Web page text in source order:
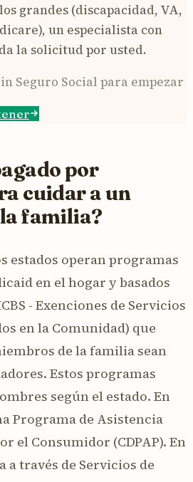
grandes (discapacidad, VA,
un especialista con
la solicitud por usted.
Seguro Social para empezar
por
cuidar a un
familia?
estados operan programas
en el hogar y basados
- Exenciones de Servicios
en la Comunidad) que
de la familia sean
Estos programas
según el estado. En
Programa de Asistencia
el Consumidor (CDPAP). En
través de Servicios de